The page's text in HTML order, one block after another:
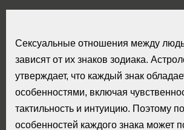
Сексуальные отношения между
зависят от их знаков зодиака.
утверждает, что каждый знак
особенностями, включая
тактильность и интуицию. Поэтому
особенностей каждого знака может